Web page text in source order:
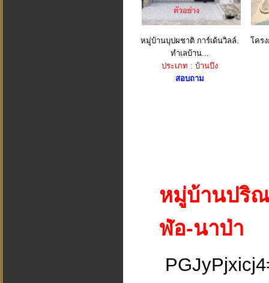
หมู่บ้านบุปผชาติ การ์เด้นวิลล์.
ทำเลบ้าน...
ประเภท : บ้านบึง
สอบถาม
โคร
หมู่บ้านปริ
ฬ่อ-นาป่า